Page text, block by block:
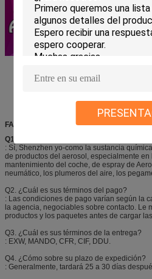
FAQ
Q1.
: Sí, Shenzhen yo-como la sustancia
de productos del aerosol, especialmente en
mantenimiento del coche, de espray de
neumático, los plumeros del aire, los
Q2. ¿Cuál es sus términos del pago?
: Las condiciones de pago varían según la
la agencia, negociables sobre contacto. Le
productos y los paquetes antes de cargar
Q3. ¿Cuál es sus términos de la entrega?
: EXW, MANDO, CFR, CIF, DDU.
Q4. ¿Cómo sobre su plazo de expedición?
: Generalmente, tardará 25 a 30 días